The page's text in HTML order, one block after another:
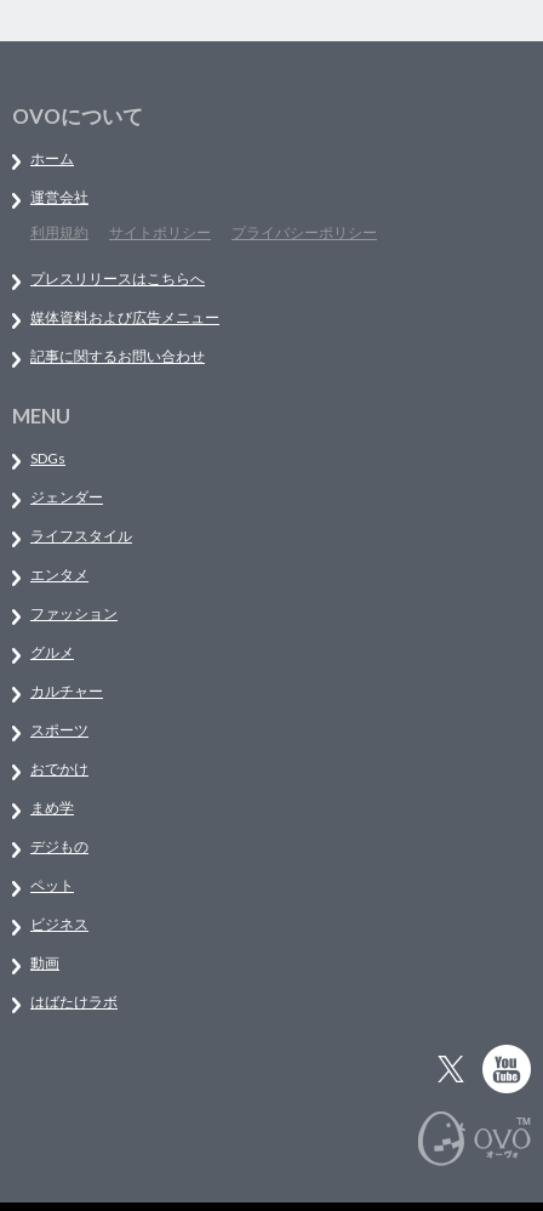
OVOについて
ホーム
運営会社
利用規約
サイトポリシー プライバシーポリシー
プレスリリースはこちらへ
媒体資料および広告メニュー
記事に関するお問い合わせ
MENU
SDGs
ジェンダー
ライフスタイル
エンタメ
ファッション
グルメ
カルチャー
スポーツ
おでかけ
まめ学
デジもの
ペット
ビジネス
動画
はばたけラボ